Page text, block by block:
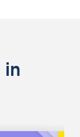
in